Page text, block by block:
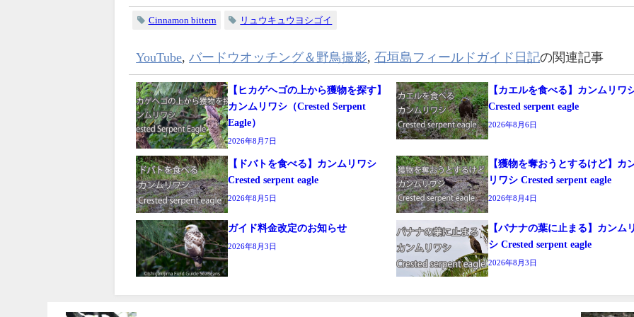
Cinnamon bittern リュウキュウヨシゴイ
YouTube,バードウオッチング＆野鳥撮影,石垣島フィールドガイド日記の関連記事
【ヒカゲヘゴの上から獲物を探す】
カンムリワシ（Crested Serpent
Eagle）
2026年8月7日
【カエルを食べる】カンムリワ
Crested serpent eagle
2026年8月6日
【ドバトを食べる】カンムリワシ
Crested serpent eagle
2026年8月5日
【獲物を奪おうとするけど】カ
リワシ Crested serpent eagle
2026年8月4日
ガイド料金改定のお知らせ
2026年8月3日
【バナナの葉に止まる】カンム
シ Crested serpent eagle
2026年8月3日